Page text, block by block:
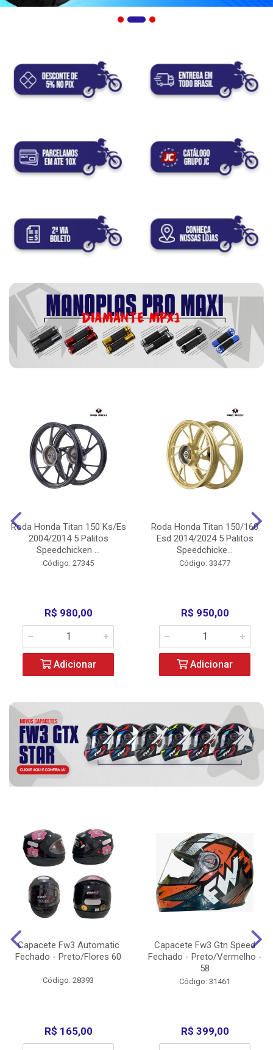
Roda Honda Titan 150 Ks/Es
2004/2014 5 Palitos
Speedchicken ...
Código: 27345
R$ 980,00
Adicionar
Roda Honda Titan 150/160
Esd 2014/2024 5 Palitos
Speedchicke...
Código: 33477
R$ 950,00
Adicionar
Capacete Fw3 Automatic
Fechado - Preto/Flores 60
Código: 28393
R$ 165,00
Capacete Fw3 Gtn Speed
Fechado - Preto/Vermelho -
58
Código: 31461
R$ 399,00